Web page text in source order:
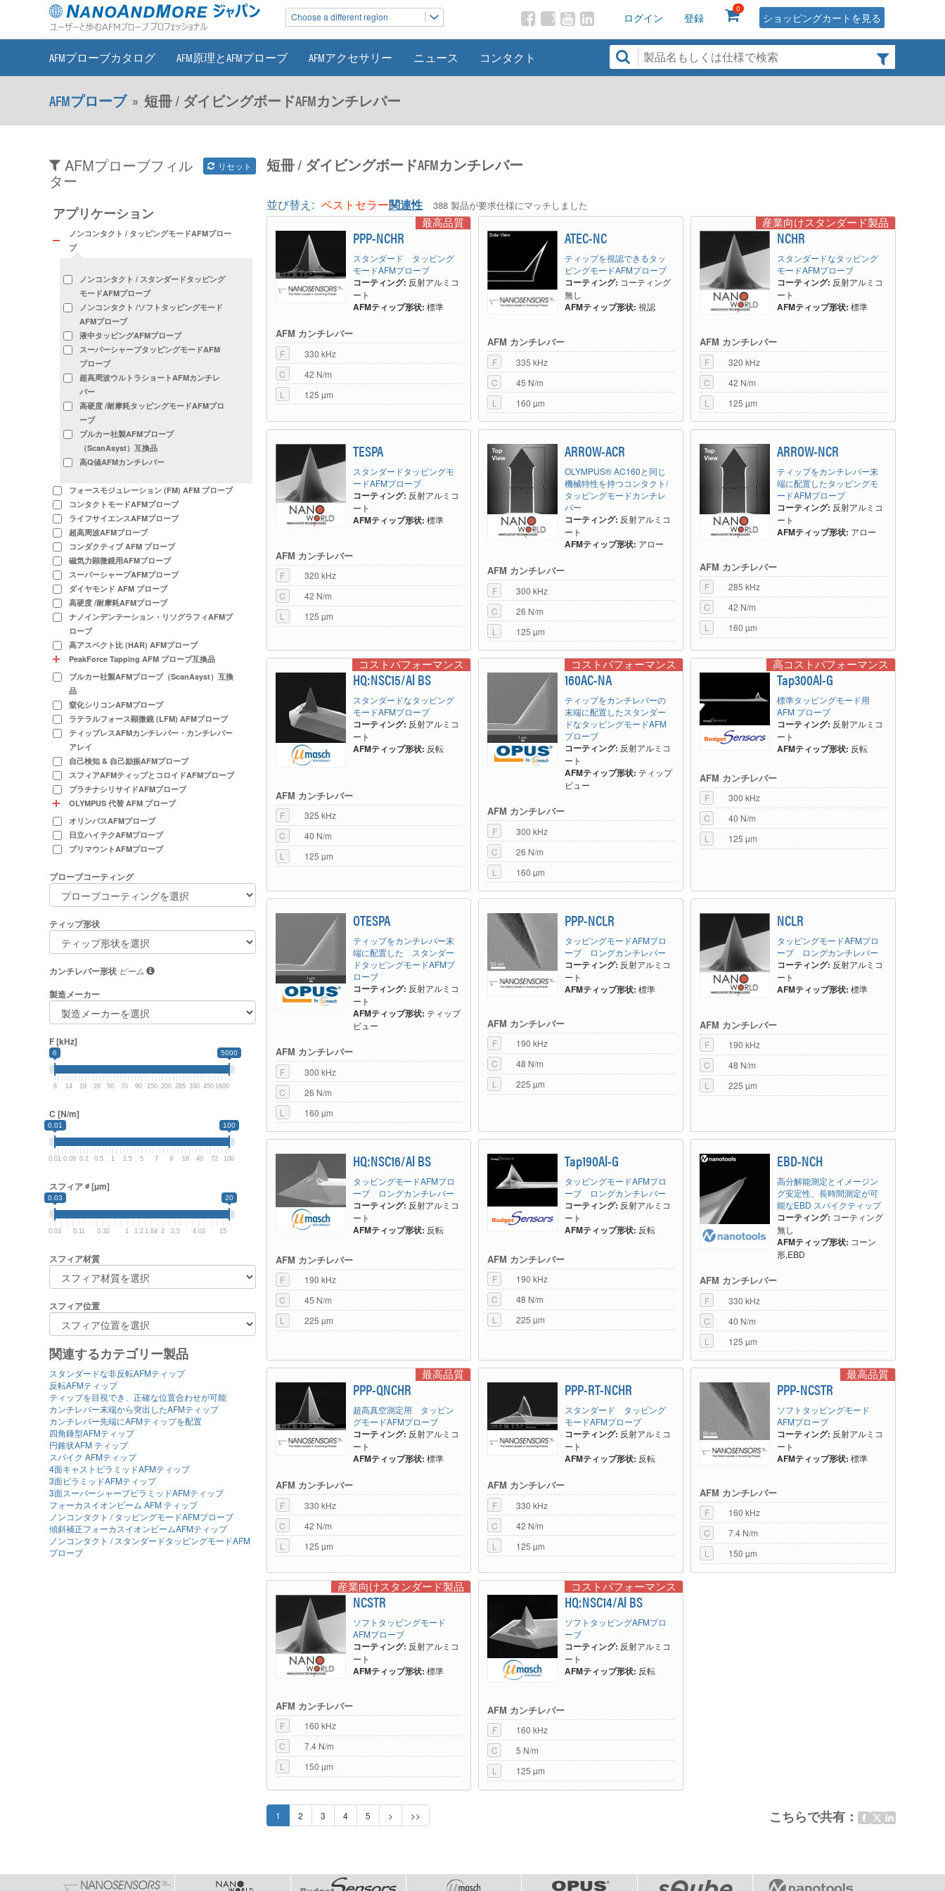
Choose a different region ログイン 登録
0
ショッピングカートを見る
AFMプローブカタログ AFM原理とAFMプローブ AFMアクセサリー ニュース コンタクト
AFMプローブ» 短冊 / ダイビングボードAFMカンチレバー
リセット
AFMプローブフィル
ター
アプリケーション
ノンコンタクト / タッピングモードAFMプロー
ブ
ノンコンタクト / スタンダードタッピング
モードAFMプローブ
ノンコンタクト /ソフトタッピングモード
AFMプローブ
液中タッピングAFMプローブ
スーパーシャープタッピングモードAFM
プローブ
超高周波ウルトラショートAFMカンチレ
バー
高硬度 /耐摩耗タッピングモードAFMプロ
ーブ
ブルカー社製AFMプローブ
（ScanAsyst）互換品
高Q値AFMカンチレバー
フォースモジュレーション (FM) AFM プローブ
コンタクトモードAFMプローブ
ライフサイエンスAFMプローブ
超高周波AFMプローブ
コンダクティブ AFM プローブ
磁気力顕微鏡用AFMプローブ
スーパーシャープAFMプローブ
ダイヤモンド AFM プローブ
高硬度 /耐摩耗AFMプローブ
ナノインデンテーション・リソグラフィAFMプ
ローブ
高アスペクト比 (HAR) AFMプローブ
PeakForce Tapping AFM プローブ互換品
ブルカー社製AFMプローブ（ScanAsyst）互換
品
窒化シリコンAFMプローブ
ラテラルフォース顕微鏡 (LFM) AFMプローブ
ティップレスAFMカンチレバー・カンチレバー
アレイ
自己検知 & 自己励振AFMプローブ
スフィアAFMティップとコロイドAFMプローブ
プラチナシリサイドAFMプローブ
OLYMPUS 代替 AFM プローブ
オリンパスAFMプローブ
日立ハイテクAFMプローブ
プリマウントAFMプローブ
プローブコーティング
ティップ形状
カンチレバー形状 ビーム
製造メーカー
F [kHz]
6 5000
6 14 19 28 50 70 90 150 200 285 330 450 1600
C [N/m]
0.01 100
0.01 0.09 0.2 0.5 1 2.5 5 7 9 18 40 72 100
スフィア ∅ [µm]
0.03 20
0.03 0.11 0.32 1 1.2 1.84 2 2.5 4.02 15
スフィア材質
スフィア位置
関連するカテゴリー製品
スタンダードな非反転AFMティップ
反転AFMティップ
ティップを目視でき、正確な位置合わせが可能
カンチレバー末端から突出したAFMティップ
カンチレバー先端にAFMティップを配置
四角錘型AFMティップ
円錐状AFM ティップ
スパイク AFMティップ
4面キャストピラミッドAFMティップ
3面ピラミッドAFMティップ
3面スーパーシャープピラミッドAFMティップ
フォーカスイオンビーム AFM ティップ
ノンコンタクト / タッピングモードAFMプローブ
傾斜補正フォーカスイオンビームAFMティップ
ノンコンタクト / スタンダードタッピングモードAFM
プローブ
短冊 / ダイビングボードAFMカンチレバー
並び替え: ベストセラー関連性 388 製品が要求仕様にマッチしました
最高品質
PPP-NCHR
スタンダード タッピング
モードAFMプローブ
コーティング: 反射アルミコ
ート
AFMティップ形状: 標準
AFM カンチレバー
F
330 kHz
C
42 N/m
L
125 µm
ATEC-NC
ティップを視認できるタッ
ピングモードAFMプローブ
コーティング: コーティング
無し
AFMティップ形状: 視認
AFM カンチレバー
F
335 kHz
C
45 N/m
L
160 µm
産業向けスタンダード製品
NCHR
スタンダードなタッピング
モードAFMプローブ
コーティング: 反射アルミコ
ート
AFMティップ形状: 標準
AFM カンチレバー
F
320 kHz
C
42 N/m
L
125 µm
TESPA
スタンダードタッピングモ
ードAFMプローブ
コーティング: 反射アルミコ
ート
AFMティップ形状: 標準
AFM カンチレバー
F
320 kHz
C
42 N/m
L
125 µm
ARROW-ACR
OLYMPUS® AC160と同じ
機械特性を持つコンタクト/
タッピングモードカンチレ
バー
コーティング: 反射アルミコ
ート
AFMティップ形状: アロー
AFM カンチレバー
F
300 kHz
C
26 N/m
L
125 µm
ARROW-NCR
ティップをカンチレバー末
端に配置したタッピングモ
ードAFMプローブ
コーティング: 反射アルミコ
ート
AFMティップ形状: アロー
AFM カンチレバー
F
285 kHz
C
42 N/m
L
160 µm
コストパフォーマンス
HQ:NSC15/Al BS
スタンダードなタッピング
モードAFMプローブ
コーティング: 反射アルミコ
ート
AFMティップ形状: 反転
AFM カンチレバー
F
325 kHz
C
40 N/m
L
125 µm
コストパフォーマンス
160AC-NA
ティップをカンチレバーの
末端に配置したスタンダー
ドなタッピングモードAFM
プローブ
コーティング: 反射アルミコ
ート
AFMティップ形状: ティップ
ビュー
AFM カンチレバー
F
300 kHz
C
26 N/m
L
160 µm
高コストパフォーマンス
Tap300Al-G
標準タッピングモード用
AFM プローブ
コーティング: 反射アルミコ
ート
AFMティップ形状: 反転
AFM カンチレバー
F
300 kHz
C
40 N/m
L
125 µm
OTESPA
ティップをカンチレバー末
端に配置した スタンダー
ドタッピングモードAFMプ
ローブ
コーティング: 反射アルミコ
ート
AFMティップ形状: ティップ
ビュー
AFM カンチレバー
F
300 kHz
C
26 N/m
L
160 µm
PPP-NCLR
タッピングモードAFMプロ
ーブ ロングカンチレバー
コーティング: 反射アルミコ
ート
AFMティップ形状: 標準
AFM カンチレバー
F
190 kHz
C
48 N/m
L
225 µm
NCLR
タッピングモードAFMプロ
ーブ ロングカンチレバー
コーティング: 反射アルミコ
ート
AFMティップ形状: 標準
AFM カンチレバー
F
190 kHz
C
48 N/m
L
225 µm
HQ:NSC16/Al BS
タッピングモードAFMプロ
ーブ ロングカンチレバー
コーティング: 反射アルミコ
ート
AFMティップ形状: 反転
AFM カンチレバー
F
190 kHz
C
45 N/m
L
225 µm
Tap190Al-G
タッピングモードAFMプロ
ーブ ロングカンチレバー
コーティング: 反射アルミコ
ート
AFMティップ形状: 反転
AFM カンチレバー
F
190 kHz
C
48 N/m
L
225 µm
EBD-NCH
高分解能測定とイメージン
グ安定性、長時間測定が可
能なEBD スパイクティップ
コーティング: コーティング
無し
AFMティップ形状: コーン
形,EBD
AFM カンチレバー
F
330 kHz
C
40 N/m
L
125 µm
最高品質
PPP-QNCHR
超高真空測定用 タッピン
グモードAFMプローブ
コーティング: 反射アルミコ
ート
AFMティップ形状: 標準
AFM カンチレバー
F
330 kHz
C
42 N/m
L
125 µm
PPP-RT-NCHR
スタンダード タッピング
モードAFMプローブ
コーティング: 反射アルミコ
ート
AFMティップ形状: 反転
AFM カンチレバー
F
330 kHz
C
42 N/m
L
125 µm
最高品質
PPP-NCSTR
ソフトタッピングモード
AFMプローブ
コーティング: 反射アルミコ
ート
AFMティップ形状: 標準
AFM カンチレバー
F
160 kHz
C
7.4 N/m
L
150 µm
産業向けスタンダード製品
NCSTR
ソフトタッピングモード
AFMプローブ
コーティング: 反射アルミコ
ート
AFMティップ形状: 標準
AFM カンチレバー
F
160 kHz
C
7.4 N/m
L
150 µm
コストパフォーマンス
HQ:NSC14/Al BS
ソフトタッピングAFMプロ
ーブ
コーティング: 反射アルミコ
ート
AFMティップ形状: 反転
AFM カンチレバー
F
160 kHz
C
5 N/m
L
125 µm
1 2 3 4 5 > >> こちらで共有：